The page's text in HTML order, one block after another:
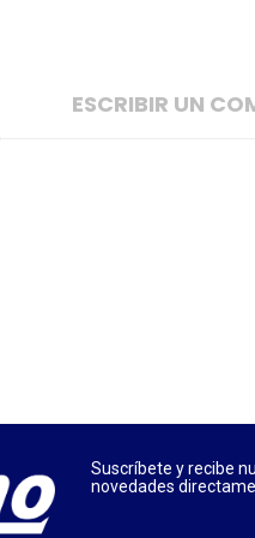
ESCRIBIR UN
Suscríbete y recibe
novedades